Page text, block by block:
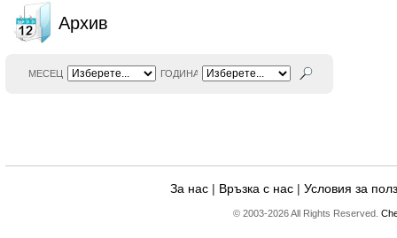
Архив
МЕСЕЦ ГОДИНА
За нас | Връзка с нас |Условия за
© 2003-2026 All Rights Reserved.